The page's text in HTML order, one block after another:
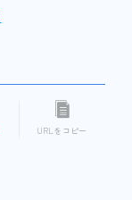
URLをコピー